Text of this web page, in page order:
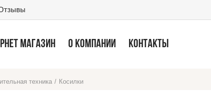
МАГАЗИН О КОМПАНИИ КОНТАКТЫ
техника / Косилки